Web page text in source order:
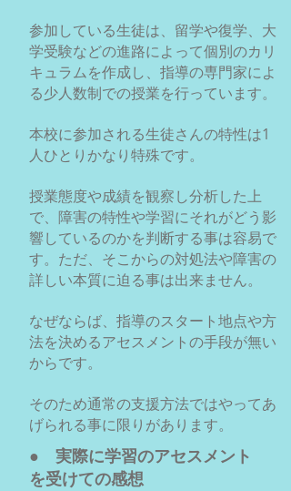
参加している生徒は、留学や復学、大
学受験などの進路によって個別のカリ
キュラムを作成し、指導の専門家によ
る少人数制での授業を行っています。
本校に参加される生徒さんの特性は1
人ひとりかなり特殊です。
授業態度や成績を観察し分析した上
で、障害の特性や学習にそれがどう影
響しているのかを判断する事は容易で
す。ただ、そこからの対処法や障害の
詳しい本質に迫る事は出来ません。
なぜならば、指導のスタート地点や方
法を決めるアセスメントの手段が無い
からです。
そのため通常の支援方法ではやってあ
げられる事に限りがあります。
● 実際に学習のアセスメント
を受けての感想